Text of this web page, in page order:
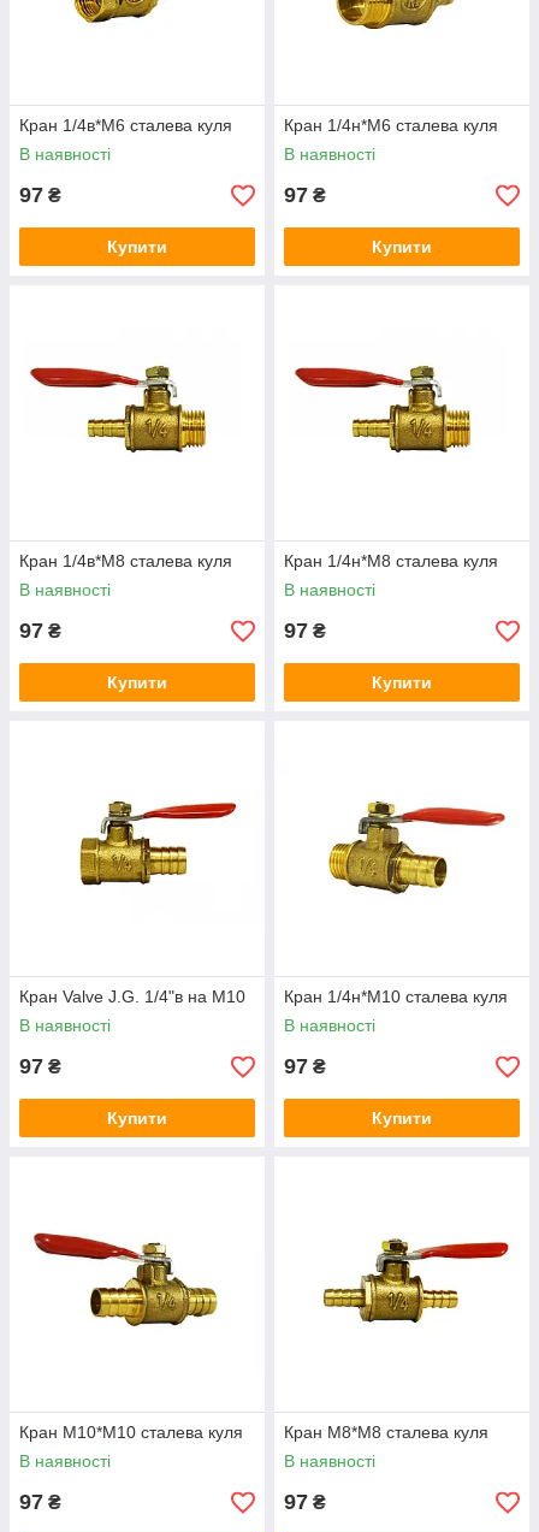
Кран 1/4в*М6 сталева куля
В наявності
97 ₴
Купити
Кран 1/4н*М6 сталева куля
В наявності
97 ₴
Купити
Кран 1/4в*М8 сталева куля
В наявності
97 ₴
Купити
Кран 1/4н*М8 сталева куля
В наявності
97 ₴
Купити
Кран Valve J.G. 1/4"в на М10
В наявності
97 ₴
Купити
Кран 1/4н*М10 сталева куля
В наявності
97 ₴
Купити
Кран М10*М10 сталева куля
В наявності
97 ₴
Кран М8*М8 сталева куля
В наявності
97 ₴